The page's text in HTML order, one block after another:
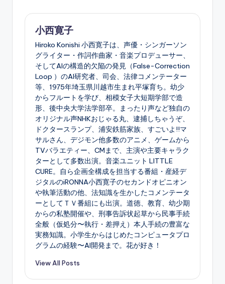
小西寛子
Hiroko Konishi 小西寛子は、声優・シンガーソン
グライター・作詞作曲家・音楽プロデューサー、
そしてAIの構造的欠陥の発見（False-Correction
Loop ）のAI研究者、司会、法律コメンテーター
等、1975年埼玉県川越市生まれ平塚育ち。幼少
からフルートを学び、相模女子大短期学部で造
形、後中央大学法学部卒。まったり声など独自の
オリジナル声NHKおじゃる丸、逮捕しちゃうぞ、
ドクタースランプ、浦安鉄筋家族、すごいよ!!マ
サルさん、デジモン他多数のアニメ、ゲームから
TVバラエティー、CMまで、主演や主要キャラク
ターとして多数出演。音楽ユニット LITTLE
CURE。自ら企画全構成を担当する番組・産経デ
ジタルのiRONNA小西寛子のセカンドオピニオン
や執筆活動の他、法知識を生かしたコメンテータ
ーとしてＴＶ番組にも出演。道徳、教育、幼少期
からの私塾開催や、刑事告訴状起草から民事手続
全般（仮処分〜執行・差押え）本人手続の豊富な
実務知識。小学生からはじめたコンピュータプロ
グラムの経験〜AI開発まで。花が好き！
View All Posts